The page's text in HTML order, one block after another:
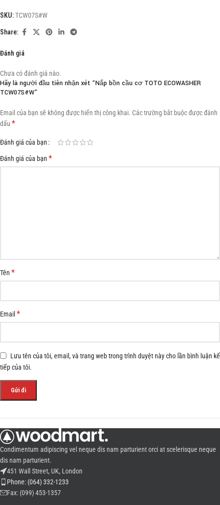
SKU:TCW07S#W
Share:
Đánh giá
Chưa có đánh giá nào.
Hãy là người đầu tiên nhận xét “Nắp bồn cầu cơ TOTO ECOWASHER
TCW07S#W”
Email của bạn sẽ không được hiển thị công khai. Các trường bắt buộc được đánh
dấu *
Đánh giá của bạn
Đánh giá của bạn *
Tên *
Email*
Lưu tên của tôi, email, và trang web trong trình duyệt này cho lần bình luận kế
tiếp của tôi.
Condimentum adipiscing vel neque dis nam parturient orci at scelerisque neque
dis nam parturient.
451 Wall Street, UK, London
Phone: (064) 332-1233
Fax: (099) 453-1357